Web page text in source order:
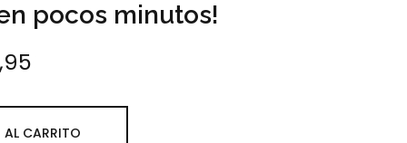
pocos minutos!
original era: €15,50.
AL CARRITO